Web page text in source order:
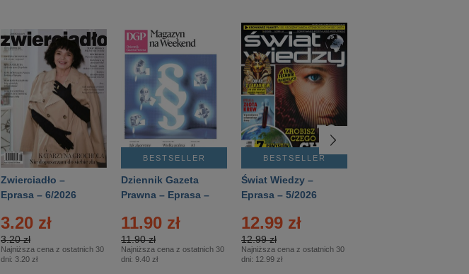
Zwierciadło –
Eprasa – 6/2026
3.20 zł
3.20 zł
Najniższa cena z ostatnich 30
dni: 3.20 zł
BESTSELLER
Dziennik Gazeta
Prawna – Eprasa –
11.90 zł
11.90 zł
Najniższa cena z ostatnich 30
dni: 9.40 zł
BESTSELLER
Świat Wiedzy –
Eprasa – 5/2026
12.99 zł
12.99 zł
Najniższa cena z ostatnich 30
dni: 12.99 zł